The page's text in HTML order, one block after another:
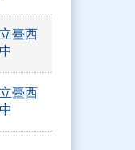
臺西
臺西